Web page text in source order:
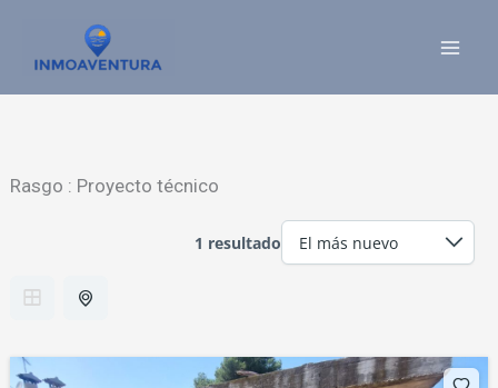
contenido
Rasgo : Proyecto técnico
1 resultado